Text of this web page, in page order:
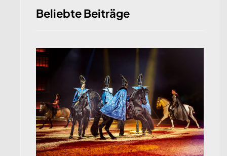
Beliebte Beiträge